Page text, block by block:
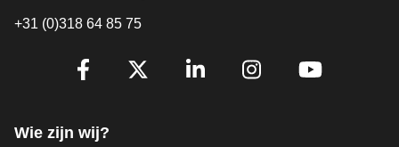
+31 (0)318 64 85 75
Volg je ons al?
Wie zijn wij?